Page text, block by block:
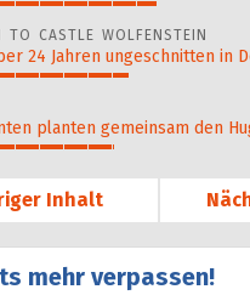
TO CASTLE WOLFENSTEIN
24 Jahren ungeschnitten in
planten gemein­sam den
Inhalt
mehr verpassen!